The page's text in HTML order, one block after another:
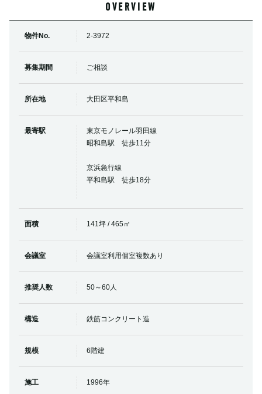
OVERVIEW
物件No. 2-3972
募集期間 ご相談
所在地 大田区平和島
最寄駅
東京モノレール羽田線
昭和島駅 徒歩11分
京浜急行線
平和島駅 徒歩18分
面積 141坪 / 465㎡
会議室 会議室利用個室複数あり
推奨人数 50～60人
構造 鉄筋コンクリート造
規模 6階建
施工 1996年